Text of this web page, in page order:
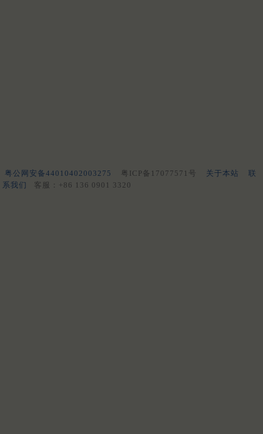
粤公网安备44010402003275 粤ICP备17077571号 关于本站
联
系我们
客服：+86 136 0901 3320